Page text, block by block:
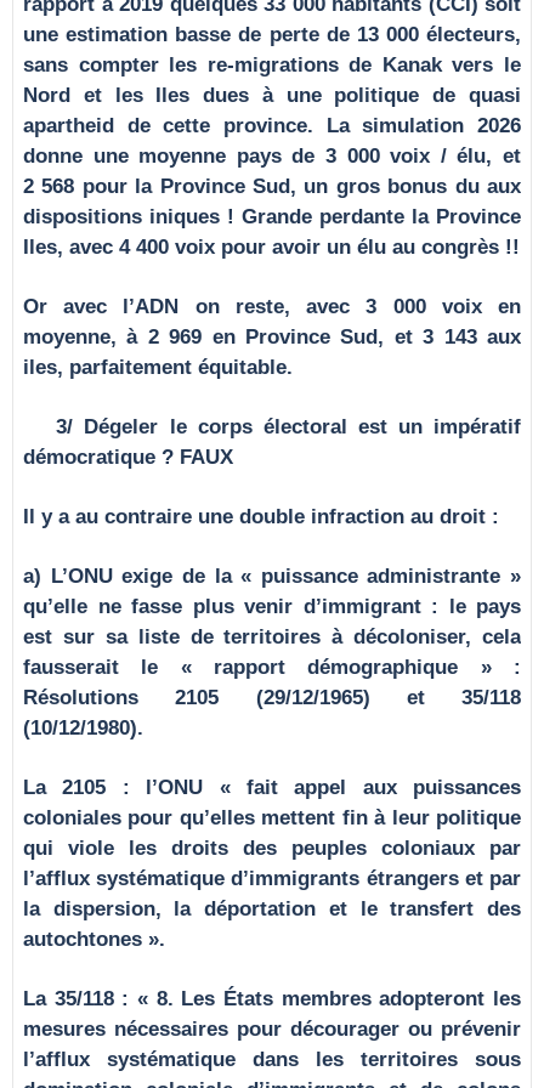
une estimation basse de perte de 13 000 électeurs,
sans compter les re-migrations de Kanak vers le
Nord et les Iles dues à une politique de quasi
apartheid de cette province. La simulation 2026
donne une moyenne pays de 3 000 voix / élu, et
2 568 pour la Province Sud, un gros bonus du aux
dispositions iniques ! Grande perdante la Province
Iles, avec 4 400 voix pour avoir un élu au congrès !!
Or avec l’ADN on reste, avec 3 000 voix en
moyenne, à 2 969 en Province Sud, et 3 143 aux
iles, parfaitement équitable.
3/ Dégeler le corps électoral est un impératif
démocratique ? FAUX
Il y a au contraire une double infraction au droit :
a) L’ONU exige de la « puissance administrante »
qu’elle ne fasse plus venir d’immigrant : le pays
est sur sa liste de territoires à décoloniser, cela
fausserait le « rapport démographique » :
Résolutions 2105 (29/12/1965) et 35/118
(10/12/1980).
La 2105 : l’ONU « fait appel aux puissances
coloniales pour qu’elles mettent fin à leur politique
qui viole les droits des peuples coloniaux par
l’afflux systématique d’immigrants étrangers et par
la dispersion, la déportation et le transfert des
autochtones ».
La 35/118 : « 8. Les États membres adopteront les
mesures nécessaires pour décourager ou prévenir
l’afflux systématique dans les territoires sous